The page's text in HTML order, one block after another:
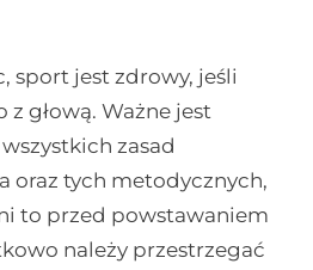
sport jest zdrowy, jeśli
głową. Ważne jest
zasad
oraz tych metodycznych,
to przed powstawaniem
należy przestrzegać